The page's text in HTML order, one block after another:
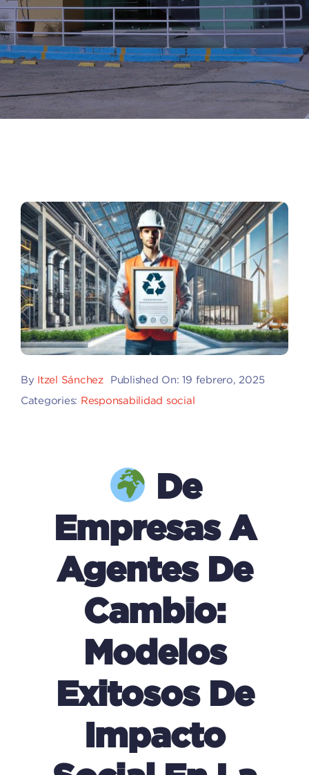
By Itzel Sánchez
Published On: 19 febrero, 2025
Categories: Responsabilidad social
De
Empresas A
Agentes De
Cambio:
Modelos
Exitosos De
Impacto